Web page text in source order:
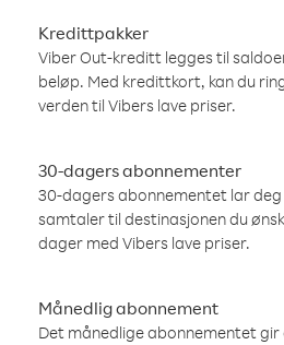
Kredittpakker
Viber Out-kreditt legges til
beløp. Med kredittkort, kan du
verden til Vibers lave priser.
30-dagers abonnementer
30-dagers abonnementet lar
samtaler til destinasjonen du
dager med Vibers lave priser.
Månedlig abonnement
Det månedlige abonnementet